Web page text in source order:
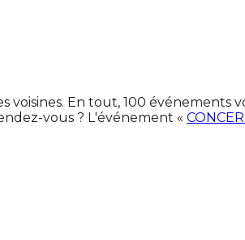
voisines. En tout, 100 événements
vous ? L'événement «